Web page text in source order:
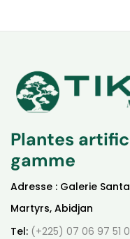
Plantes
gamme
Adresse : Galerie
Martyrs, Abidjan
Tel: (+225) 07 06 97 51